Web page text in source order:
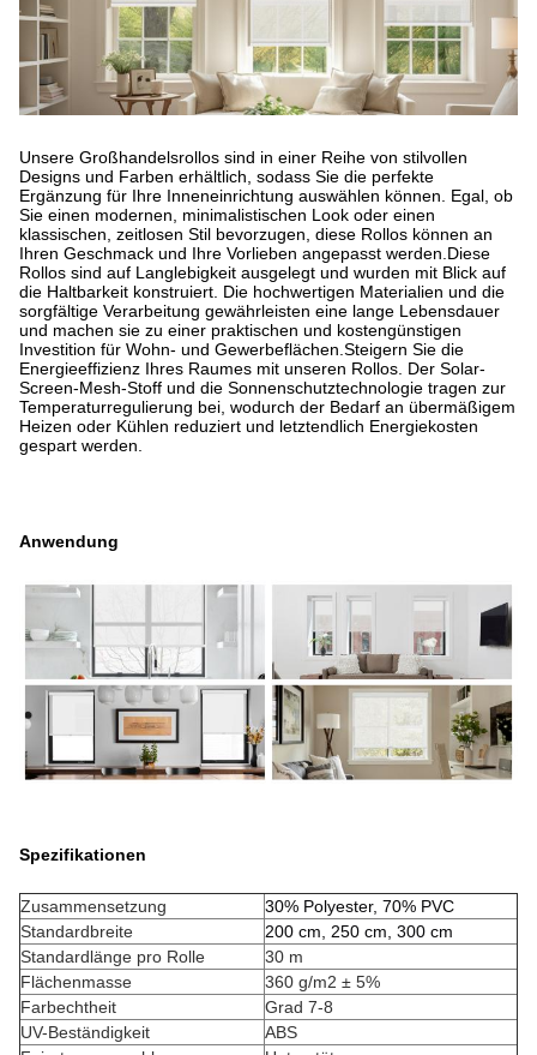
Unsere Großhandelsrollos sind in einer Reihe von stilvollen
Designs und Farben erhältlich, sodass Sie die perfekte
Ergänzung für Ihre Inneneinrichtung auswählen können. Egal, ob
Sie einen modernen, minimalistischen Look oder einen
klassischen, zeitlosen Stil bevorzugen, diese Rollos können an
Ihren Geschmack und Ihre Vorlieben angepasst werden.Diese
Rollos sind auf Langlebigkeit ausgelegt und wurden mit Blick auf
die Haltbarkeit konstruiert. Die hochwertigen Materialien und die
sorgfältige Verarbeitung gewährleisten eine lange Lebensdauer
und machen sie zu einer praktischen und kostengünstigen
Investition für Wohn- und Gewerbeflächen.Steigern Sie die
Energieeffizienz Ihres Raumes mit unseren Rollos. Der Solar-
Screen-Mesh-Stoff und die Sonnenschutztechnologie tragen zur
Temperaturregulierung bei, wodurch der Bedarf an übermäßigem
Heizen oder Kühlen reduziert und letztendlich Energiekosten
gespart werden.
Anwendung
Spezifikationen
Zusammensetzung
30% Polyester, 70% PVC
Standardbreite
200 cm, 250 cm, 300 cm
Standardlänge pro Rolle
30 m
Flächenmasse
360 g/m2 ± 5%
Farbechtheit
Grad 7-8
UV-Beständigkeit
ABS